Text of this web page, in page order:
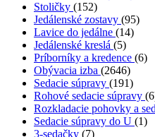
Stoličky (152)
Jedálenské zostavy (95)
Lavice do jedálne (14)
Jedálenské kreslá (5)
Príborníky a kredence (6)
Obývacia izba (2646)
Sedacie súpravy (191)
Rohové sedacie súpravy
Rozkladacie pohovky a
Sedacie súpravy do U (1)
3-sedačky (7)